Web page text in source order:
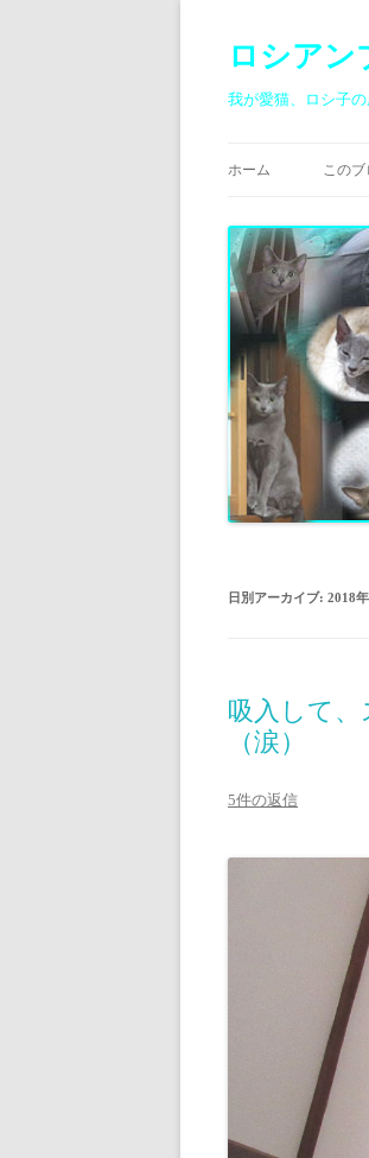
ロシアン
我が愛猫、ロシ子の
ホーム この
日別アーカイブ: 2018
吸入して
（涙）
5件の返信